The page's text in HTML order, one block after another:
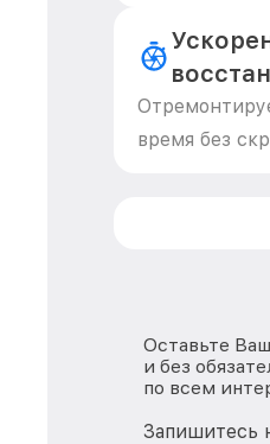
время без
Оставьте
и без
по всем
Запишитесь